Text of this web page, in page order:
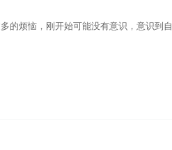
的烦恼，刚开始可能没有意识，意识到自